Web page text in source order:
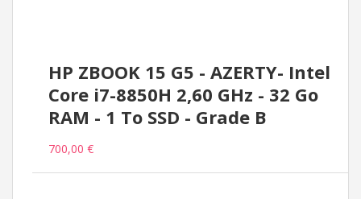
HP ZBOOK 15 G5 - AZERTY- Intel
Core i7-8850H 2,60 GHz - 32 Go
RAM - 1 To SSD - Grade B
700,00 €